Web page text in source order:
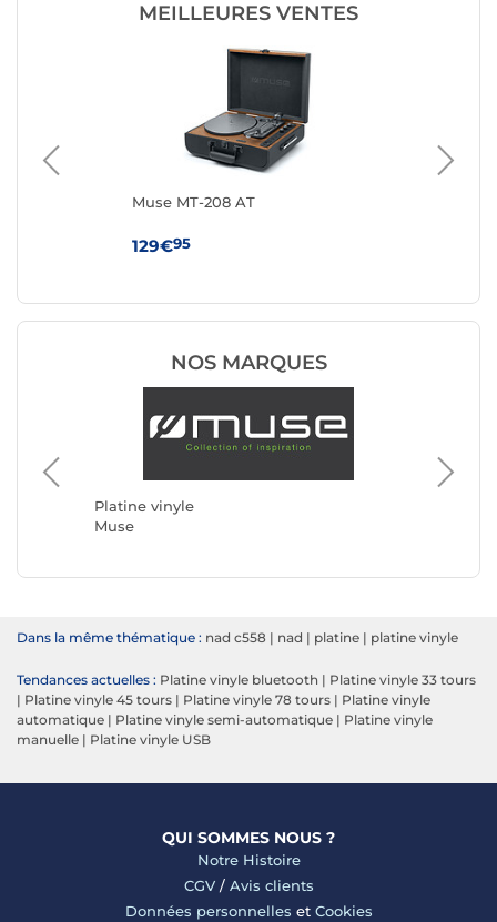
MEILLEURES VENTES
Muse MT-208 AT
129€95
NOS MARQUES
Platine vinyle
Muse
Platine
Rega
Dans la même thématique : nad c558 | nad | platine | platine vinyle
Tendances actuelles : Platine vinyle bluetooth | Platine vinyle 33 tours
| Platine vinyle 45 tours | Platine vinyle 78 tours | Platine vinyle
automatique | Platine vinyle semi-automatique | Platine vinyle
manuelle | Platine vinyle USB
QUI SOMMES NOUS ?
Notre Histoire
CGV/ Avis clients
Données personnelles et Cookies